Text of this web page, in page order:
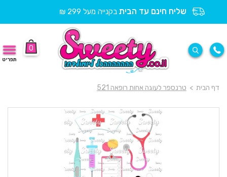
שליח חינם עד הבית בקנייה מעל 299 ₪
0
תפריט
דף הבית > טרנספר לעוגה אחות רופאה 521